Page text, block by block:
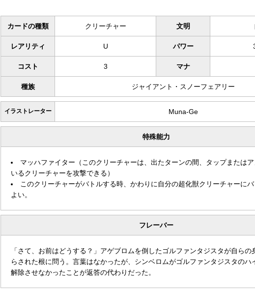
カードの種類 クリーチャー 文明
レアリティ U パワー
コスト 3 マナ
種族 ジャイアント・スノーフェアリー
イラストレーター Muna-Ge
特殊能力
マッハファイター（このクリーチャーは、出たターンの間、タップまたは
いるクリーチャーを攻撃できる）
このクリーチャーがバトルする時、かわりに自分の超化獣クリーチャーに
よい。
フレーバー
「さて、お前はどうする？」アゲブロムを倒したゴルファンタジスタが自らの
らされた根に問う。言葉はなかったが、シンベロムがゴルファンタジスタのハ
解除させなかったことが返答の代わりだった。